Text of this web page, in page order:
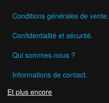
Conditions générales de vente.
Confidentialité et sécurité.
Qui sommes-nous ?
Informations de contact.
Et plus encore